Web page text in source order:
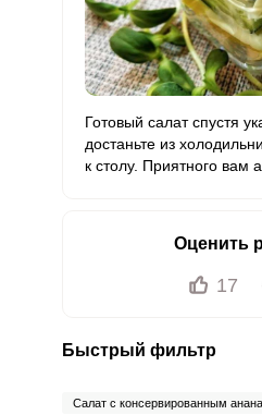
Готовый салат спустя
достаньте из
к столу. Приятного вам
Оценить
17
Быстрый фильтр
Салат с консервированным